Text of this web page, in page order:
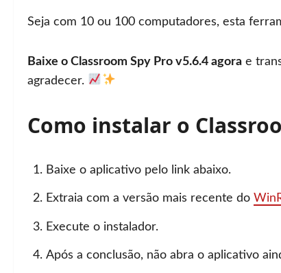
Seja com 10 ou 100 computadores, esta
Baixe o Classroom Spy Pro v5.6.4 agora e
agradecer.
Como instalar o
Baixe o aplicativo pelo link abaixo.
Extraia com a versão mais recente do
Execute o instalador.
Após a conclusão, não abra o aplicativo